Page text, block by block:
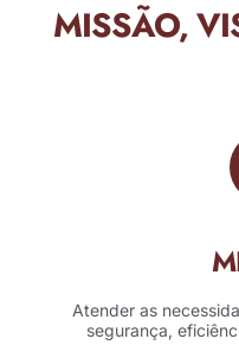
MISSÃO,
Atender as
segurança,